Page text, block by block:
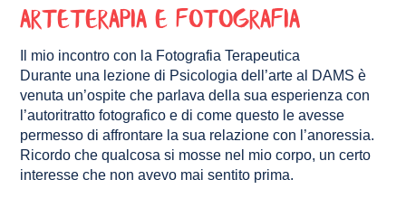
Arteterapia e Fotografia
Il mio incontro con la Fotografia Terapeutica
Durante una lezione di Psicologia dell’arte al DAMS è
venuta un’ospite che parlava della sua esperienza con
l’autoritratto fotografico e di come questo le avesse
permesso di affrontare la sua relazione con l’anoressia.
Ricordo che qualcosa si mosse nel mio corpo, un certo
interesse che non avevo mai sentito prima.